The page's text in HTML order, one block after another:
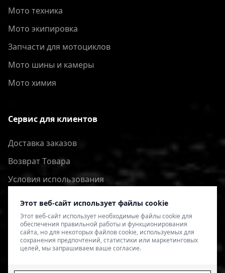
Этот веб-сайт использует файлы cookie
Этот веб-сайт использует необходимые файлы cookie для
обеспечения правильной работы и функционирования
сайта, но для некоторых файлов cookie, используемых для
сохранения предпочтений, статистики или маркетинговых
целей, мы запрашиваем ваше согласие.
Мото техника
Мото экипировка
Запчасти для мотоциклов
Мото шины и камеры
Мото химия
Сервис для клиентов
Доставка заказов
Bозврат Tовара
Условия использования
Политика конфиденциальности